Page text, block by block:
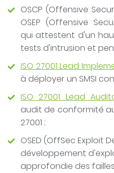
OSCP (Offensive
OSEP (Offensive
qui attestent d'un
tests d'intrusion et
ISO 27001 Lead
à déployer un SMSI
ISO 27001 Lead
audit de conformité
27001 ;
OSED (OffSec Exploit
développement
approfondie des